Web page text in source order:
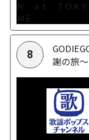
8
謝の旅～